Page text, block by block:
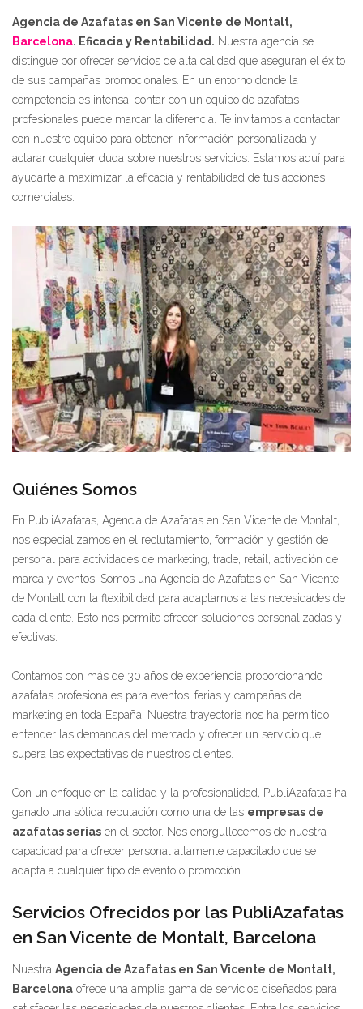
Agencia de Azafatas en San Vicente de Montalt,
Barcelona. Eficacia y Rentabilidad. Nuestra agencia se
distingue por ofrecer servicios de alta calidad que aseguran el éxito
de sus campañas promocionales. En un entorno donde la
competencia es intensa, contar con un equipo de azafatas
profesionales puede marcar la diferencia. Te invitamos a contactar
con nuestro equipo para obtener información personalizada y
aclarar cualquier duda sobre nuestros servicios. Estamos aquí para
ayudarte a maximizar la eficacia y rentabilidad de tus acciones
comerciales.
Quiénes Somos
En PubliAzafatas, Agencia de Azafatas en San Vicente de Montalt,
nos especializamos en el reclutamiento, formación y gestión de
personal para actividades de marketing, trade, retail, activación de
marca y eventos. Somos una Agencia de Azafatas en San Vicente
de Montalt con la flexibilidad para adaptarnos a las necesidades de
cada cliente. Esto nos permite ofrecer soluciones personalizadas y
efectivas.
Contamos con más de 30 años de experiencia proporcionando
azafatas profesionales para eventos, ferias y campañas de
marketing en toda España. Nuestra trayectoria nos ha permitido
entender las demandas del mercado y ofrecer un servicio que
supera las expectativas de nuestros clientes.
Con un enfoque en la calidad y la profesionalidad, PubliAzafatas ha
ganado una sólida reputación como una de las empresas de
azafatas serias en el sector. Nos enorgullecemos de nuestra
capacidad para ofrecer personal altamente capacitado que se
adapta a cualquier tipo de evento o promoción.
Servicios Ofrecidos por las PubliAzafatas
en San Vicente de Montalt, Barcelona
Nuestra Agencia de Azafatas en San Vicente de Montalt,
Barcelona ofrece una amplia gama de servicios diseñados para